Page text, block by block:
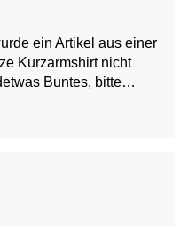
ein Artikel aus einer
Kurzarmshirt nicht
Buntes, bitte